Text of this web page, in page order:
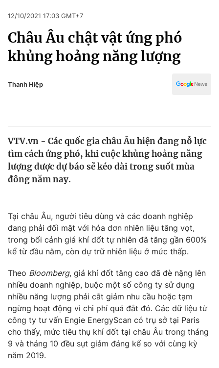
Chuyên mục
Chính trị
Thế giới
Tin tức
Câu chuyện quốc tế
Tài chính
Thị trường
Góc doanh nghiệp
Dữ liệu và đời sống
Truyền hình
Phim VTV
Hậu trường
Nhân vật
Khán giả
Giải sao mai
Giải trí
Điện ảnh
Âm nhạc
Sao
Đời sống
Du lịch
Làm đẹp
Giáo dục
Tuyển sinh
Công nghệ
Pháp luật
Kinh tế
Thể thao
Truyền hình
Y tế
12/10/2021 17:03 GMT+7
Châu Âu chật vật ứng phó
khủng hoảng năng lượng
Thanh Hiệp
VTV.vn - Các quốc gia châu Âu hiện đang nỗ lực
tìm cách ứng phó, khi cuộc khủng hoảng năng
lượng được dự báo sẽ kéo dài trong suốt mùa
đông năm nay.
Tại châu Âu, người tiêu dùng và các doanh nghiệp
đang phải đối mặt với hóa đơn nhiên liệu tăng vọt,
trong bối cảnh giá khí đốt tự nhiên đã tăng gần 600%
kể từ đầu năm, còn dự trữ nhiên liệu ở mức thấp.
Theo Bloomberg, giá khí đốt tăng cao đã đè nặng lên
nhiều doanh nghiệp, buộc một số công ty sử dụng
nhiều năng lượng phải cắt giảm nhu cầu hoặc tạm
ngừng hoạt động vì chi phí quá đắt đỏ. Các dữ liệu từ
công ty tư vấn Engie EnergyScan có trụ sở tại Paris
cho thấy, mức tiêu thụ khí đốt tại châu Âu trong tháng
9 và tháng 10 đều sụt giảm đáng kể so với cùng kỳ
năm 2019.